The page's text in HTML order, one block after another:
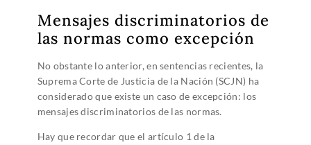
Mensajes discriminatorios de
las normas como excepción
No obstante lo anterior, en sentencias recientes, la
Suprema Corte de Justicia de la Nación (SCJN) ha
considerado que existe un caso de excepción: los
mensajes discriminatorios de las normas.
Hay que recordar que el artículo 1 de la